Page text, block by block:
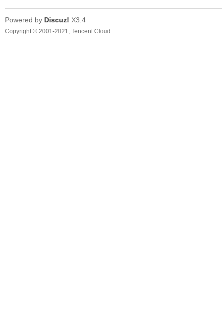
Powered by Discuz! X3.4
Copyright © 2001-2021, Tencent Cloud.